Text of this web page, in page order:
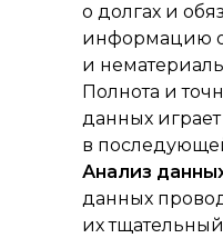
о долгах и
информацию
и
Полнота и
данных
в
Анализ
данных
их